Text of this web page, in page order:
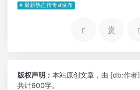
# 最新热血传奇sf发布
赏
版权声明： 本站原创文章，由 [db:作者]
共计600字。